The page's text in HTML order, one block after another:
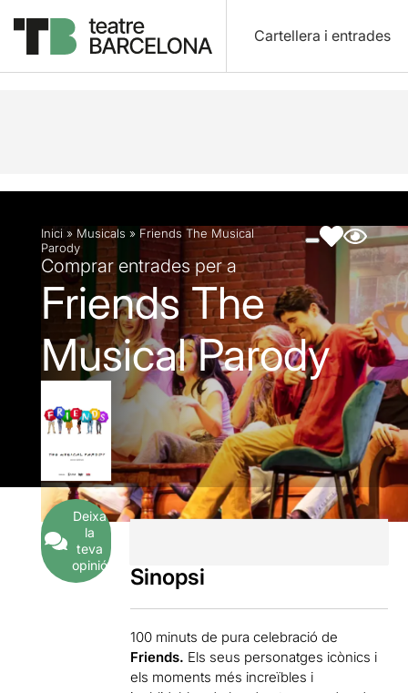
Cartellera i entrades
Descripció Fitxa artística Fotos i vídeos
Inici » Musicals » Friends The Musical
Parody
Comprar entrades per a
Friends The
Musical Parody
Deixa
la
teva
opinió
Sinopsi
100 minuts de pura celebració de
Friends. Els seus personatges icònics i
els moments més increïbles i